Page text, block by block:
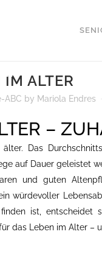
IM ALTER
ABC by Mariola Endres
–
Das
auf Dauer geleistet
und guten
würdevoller
ist, entscheidet
das Leben im Alter –